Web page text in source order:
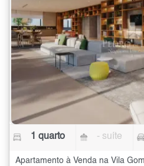
1 quarto - suíte